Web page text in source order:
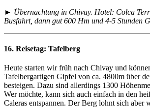
► Übernachtung in Chivay. Hotel: Colca
Busfahrt, dann gut 600 Hm und 4-5 Stunden
16. Reisetag: Tafelberg
Heute starten wir früh nach Chivay und
Tafelbergartigen Gipfel von ca. 4800m über
besteigen. Dazu sind allerdings 1300
Wer möchte, kann sich auch einfach in den
Caleras entspannen. Der Berg lohnt sich aber